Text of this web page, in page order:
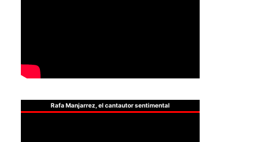
Rafa Manjarrez, el cantautor sentimental